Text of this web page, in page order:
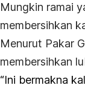
Mungkin ramai
membersihkan
Menurut Pakar
membersihkan
“Ini bermakna